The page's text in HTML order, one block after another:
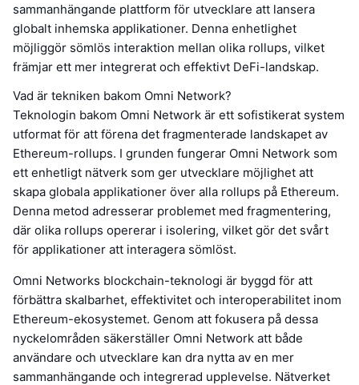
sammanhängande plattform för utvecklare att lansera
globalt inhemska applikationer. Denna enhetlighet
möjliggör sömlös interaktion mellan olika rollups, vilket
främjar ett mer integrerat och effektivt DeFi-landskap.
Vad är tekniken bakom Omni Network?
Teknologin bakom Omni Network är ett sofistikerat system
utformat för att förena det fragmenterade landskapet av
Ethereum-rollups. I grunden fungerar Omni Network som
ett enhetligt nätverk som ger utvecklare möjlighet att
skapa globala applikationer över alla rollups på Ethereum.
Denna metod adresserar problemet med fragmentering,
där olika rollups opererar i isolering, vilket gör det svårt
för applikationer att interagera sömlöst.
Omni Networks blockchain-teknologi är byggd för att
förbättra skalbarhet, effektivitet och interoperabilitet inom
Ethereum-ekosystemet. Genom att fokusera på dessa
nyckelområden säkerställer Omni Network att både
användare och utvecklare kan dra nytta av en mer
sammanhängande och integrerad upplevelse. Nätverket